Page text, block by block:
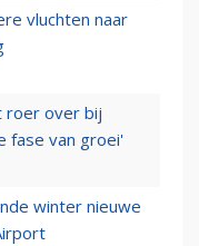
vluchten naar
roer over bij
fase van groei'
winter nieuwe